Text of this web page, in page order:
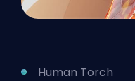
Human Torch